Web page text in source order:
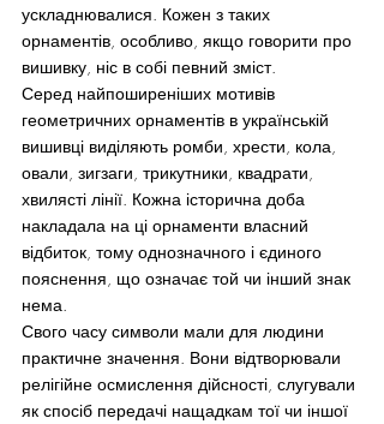
ускладнювалися. Кожен з таких
орнаментів, особливо, якщо говорити про
вишивку, ніс в собі певний зміст.
Серед найпоширеніших мотивів
геометричних орнаментів в українській
вишивці виділяють ромби, хрести, кола,
овали, зигзаги, трикутники, квадрати,
хвилясті лінії. Кожна історична доба
накладала на ці орнаменти власний
відбиток, тому однозначного і єдиного
пояснення, що означає той чи інший знак
нема.
Свого часу символи мали для людини
практичне значення. Вони відтворювали
релігійне осмислення дійсності, слугували
як спосіб передачі нащадкам тої чи іншої